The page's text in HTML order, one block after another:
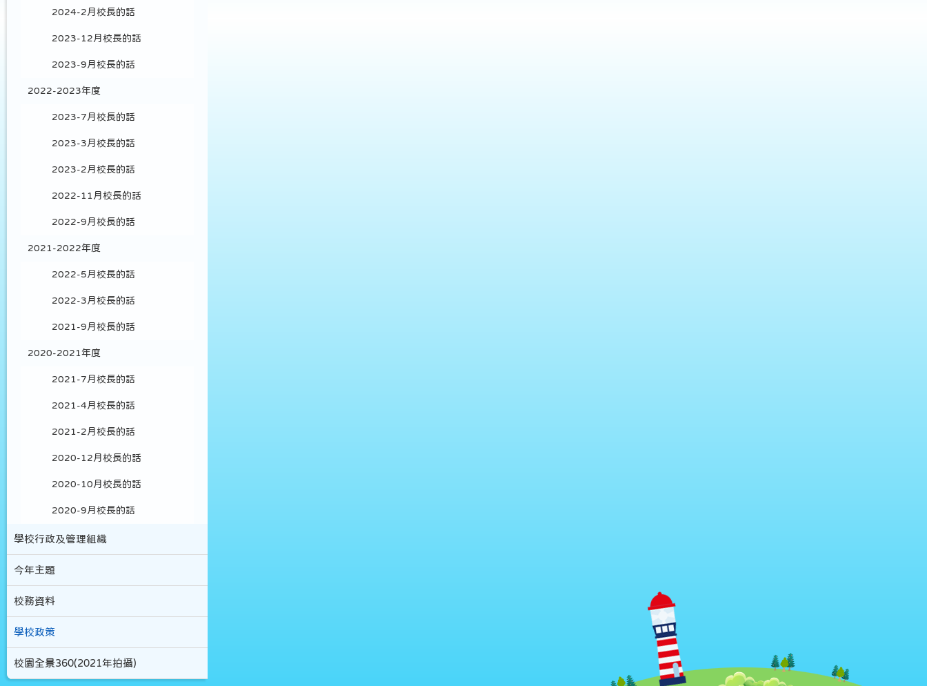
2024-2月校長的話
2023-12月校長的話
2023-9月校長的話
2022-2023年度
2023-7月校長的話
2023-3月校長的話
2023-2月校長的話
2022-11月校長的話
2022-9月校長的話
2021-2022年度
2022-5月校長的話
2022-3月校長的話
2021-9月校長的話
2020-2021年度
2021-7月校長的話
2021-4月校長的話
2021-2月校長的話
2020-12月校長的話
2020-10月校長的話
2020-9月校長的話
學校行政及管理組織
今年主題
校務資料
學校政策
校園全景360(2021年拍攝)